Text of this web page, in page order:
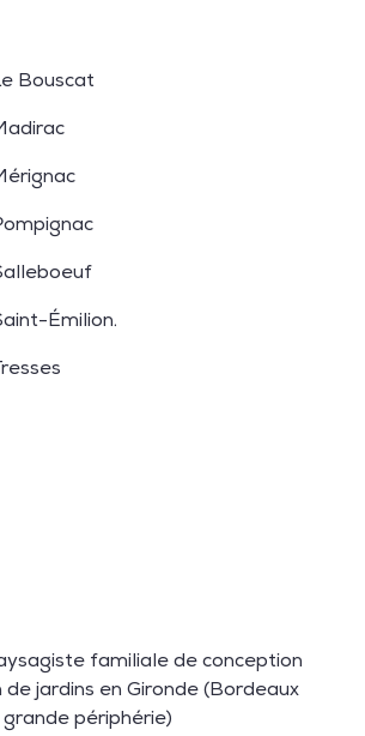
Bouscat
Émilion.
familiale de conception
de jardins en Gironde (Bordeaux
périphérie)